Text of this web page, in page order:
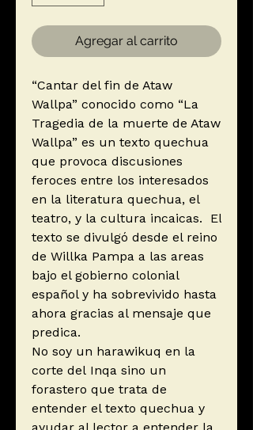
Agregar al carrito
“Cantar del fin de Ataw
Wallpa” conocido como “La
Tragedia de la muerte de Ataw
Wallpa” es un texto quechua
que provoca discusiones
feroces entre los interesados
en la literatura quechua, el
teatro, y la cultura incaicas. El
texto se divulgó desde el reino
de Willka Pampa a las areas
bajo el gobierno colonial
español y ha sobrevivido hasta
ahora gracias al mensaje que
predica.
No soy un harawikuq en la
corte del Inqa sino un
forastero que trata de
entender el texto quechua y